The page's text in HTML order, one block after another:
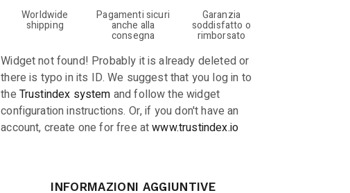
Worldwide
shipping
Pagamenti sicuri
anche alla
consegna
Garanzia
soddisfatto o
rimborsato
Widget not found! Probably it is already deleted or
there is typo in its ID. We suggest that you log in to
the Trustindex system and follow the widget
configuration instructions. Or, if you don't have an
account, create one for free atwww.trustindex.io
INFORMAZIONI AGGIUNTIVE